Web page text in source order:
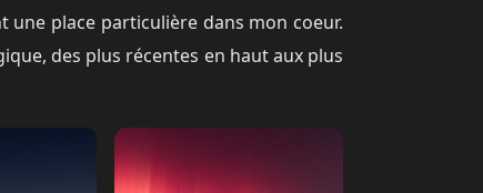
une place particulière dans mon coeur.
des plus récentes en haut aux plus